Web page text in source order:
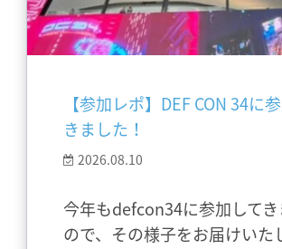
【参加レポ】DEF CON 34に
きました！
2026.08.10
今年もdefcon34に参加して
ので、その様子をお届けいた